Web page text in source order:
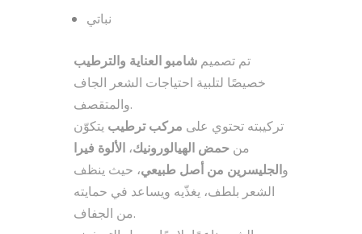
نباتي
تم تصميم شامبو العناية والترطيب
خصيصًا لتلبية احتياجات الشعر الجاف
والمتقصف.
تركيبته تحتوي على مركب ترطيب يتكوّن
من حمض الهيالورونيك، الألوة فيرا
والجليسرين من أصل طبيعي، حيث ينظف
الشعر بلطف، يغذّيه ويساعد في حمايته
من الجفاف.